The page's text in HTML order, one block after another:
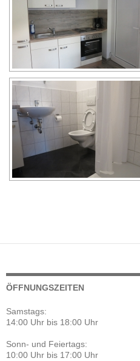
ÖFFNUNGSZEITEN
Samstags:
14:00 Uhr bis 18:00 Uhr
Sonn- und Feiertags:
10:00 Uhr bis 17:00 Uhr